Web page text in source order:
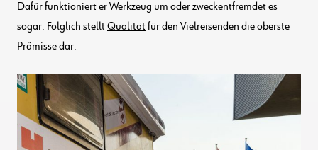
Dafür funktioniert er Werkzeug um oder zweckentfremdet es
sogar. Folglich stelltQualitätfür den Vielreisenden die oberste
Prämisse dar.